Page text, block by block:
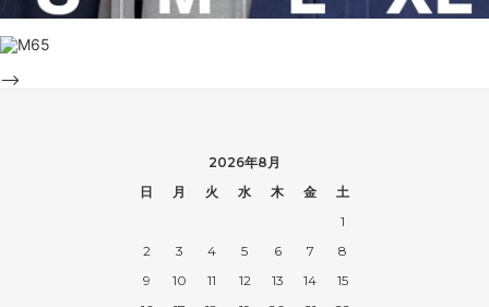
-->
2026年8月
日
月 火 水 木 金
土
1
2
3 4 5 6 7
8
9
10 11 12 13 14
15